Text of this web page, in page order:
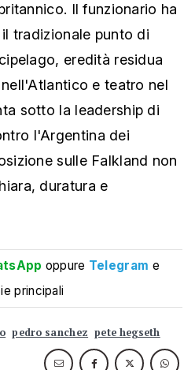
Il funzionario ha
tradizionale punto di
eredità residua
e teatro nel
sotto la leadership di
l'Argentina dei
sulle Falkland non
duratura e
oppure Telegram e
principali
pedro sanchez pete hegseth